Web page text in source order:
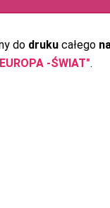
do druku całego
-ŚWIAT".